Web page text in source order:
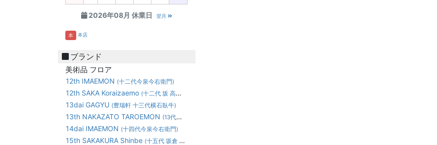
2026年08月 休業日 翌月
本 本店
ブランド
美術品 フロア
12th IMAEMON (十二代今泉今右衛門)
12th SAKA Koraizaemo (十二代 坂 高麗左衛門)
13dai GAGYU (豊瑞軒 十三代横石臥牛)
13th NAKAZATO TAROEMON (13代中里太郎右衛門)
14dai IMAEMON (十四代今泉今右衛門)
15th SAKAKURA Shinbe (十五代 坂倉 新兵衛)